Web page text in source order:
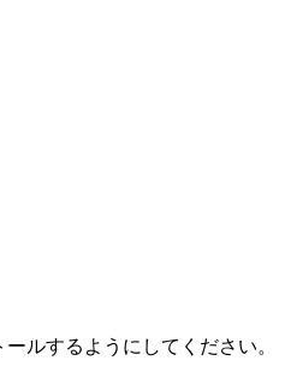
ルするようにしてください。